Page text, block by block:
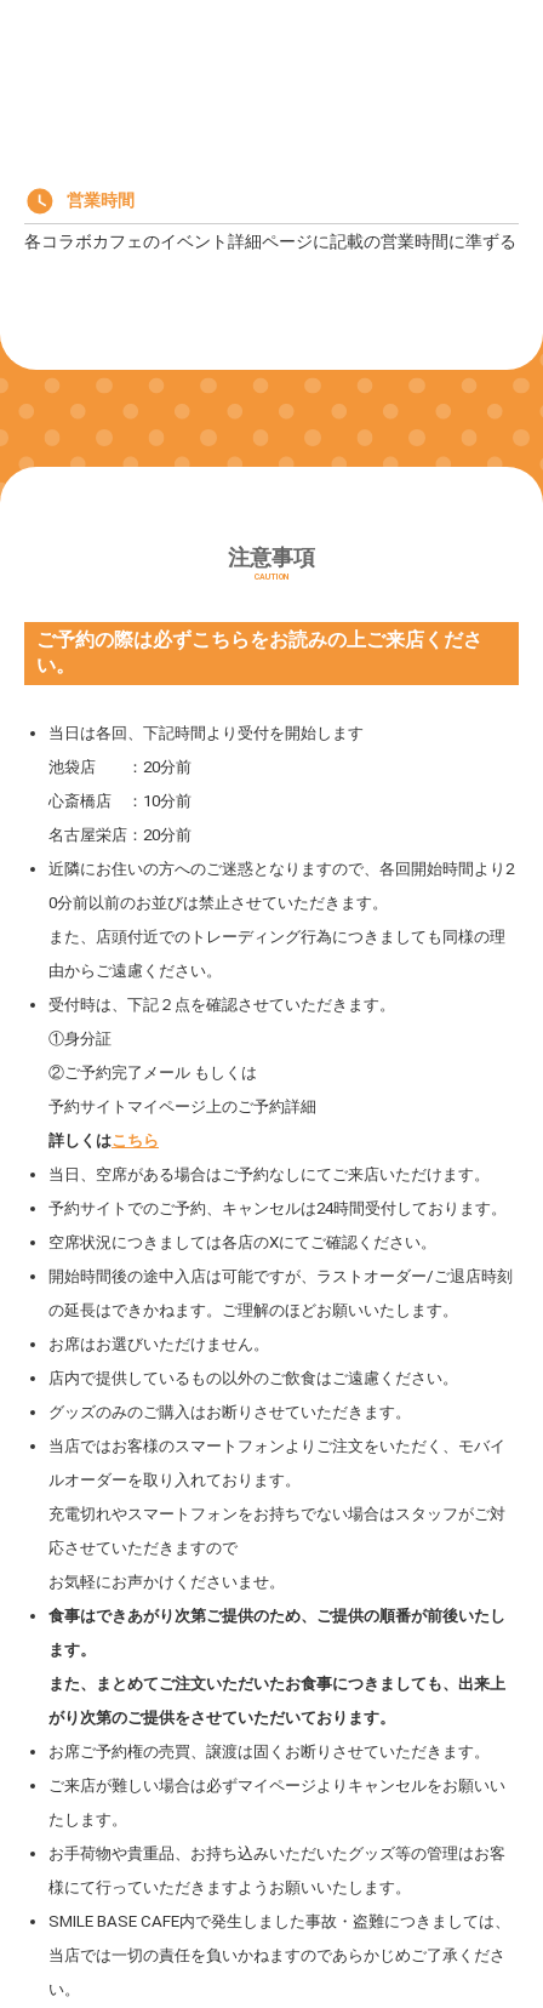
営業時間
各コラボカフェのイベント詳細ページに記載の営業時間に準ずる
注意事項
CAUTION
ご予約の際は必ずこちらをお読みの上ご来店くださ
い。
当日は各回、下記時間より受付を開始します
池袋店 ：20分前
心斎橋店 ：10分前
名古屋栄店：20分前
近隣にお住いの方へのご迷惑となりますので、各回開始時間より2
0分前以前のお並びは禁止させていただきます。
また、店頭付近でのトレーディング行為につきましても同様の理
由からご遠慮ください。
受付時は、下記２点を確認させていただきます。
①身分証
②ご予約完了メール もしくは
予約サイトマイページ上のご予約詳細
詳しくはこちら
当日、空席がある場合はご予約なしにてご来店いただけます。
予約サイトでのご予約、キャンセルは24時間受付しております。
空席状況につきましては各店のXにてご確認ください。
開始時間後の途中入店は可能ですが、ラストオーダー/ご退店時刻
の延長はできかねます。ご理解のほどお願いいたします。
お席はお選びいただけません。
店内で提供しているもの以外のご飲食はご遠慮ください。
グッズのみのご購入はお断りさせていただきます。
当店ではお客様のスマートフォンよりご注文をいただく、モバイ
ルオーダーを取り入れております。
充電切れやスマートフォンをお持ちでない場合はスタッフがご対
応させていただきますので
お気軽にお声かけくださいませ。
食事はできあがり次第ご提供のため、ご提供の順番が前後いたし
ます。
また、まとめてご注文いただいたお食事につきましても、出来上
がり次第のご提供をさせていただいております。
お席ご予約権の売買、譲渡は固くお断りさせていただきます。
ご来店が難しい場合は必ずマイページよりキャンセルをお願いい
たします。
お手荷物や貴重品、お持ち込みいただいたグッズ等の管理はお客
様にて行っていただきますようお願いいたします。
SMILE BASE CAFE内で発生しました事故・盗難につきましては、
当店では一切の責任を負いかねますのであらかじめご了承くださ
い。